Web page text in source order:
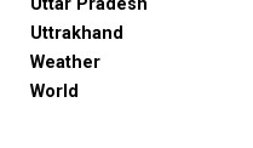
Uttar Pradesh
Uttrakhand
Weather
World